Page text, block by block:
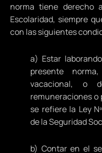
norma tiene derecho
Escolaridad, siempre
con las siguientes
a) Estar
presente
vacacional, o
remuneraciones o
se refiere la Ley
de la Seguridad
b) Contar en el